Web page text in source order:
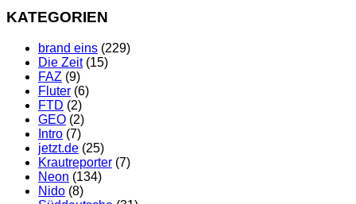
KATEGORIEN
brand eins (229)
Die Zeit(15)
FAZ (9)
Fluter (6)
FTD (2)
GEO (2)
Intro (7)
jetzt.de (25)
Krautreporter (7)
Neon (134)
Nido (8)